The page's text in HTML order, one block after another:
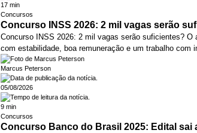
17 min
Concursos
Concurso INSS 2026: 2 mil vagas serão
Concurso INSS 2026: 2 mil vagas serão suficientes?
com estabilidade, boa remuneração e um trabalho
Marcus Peterson
05/08/2026
9 min
Concursos
Concurso Banco do Brasil 2025: Edital sai